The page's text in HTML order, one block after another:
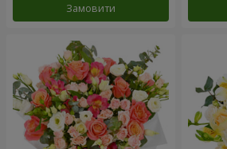
Замовити